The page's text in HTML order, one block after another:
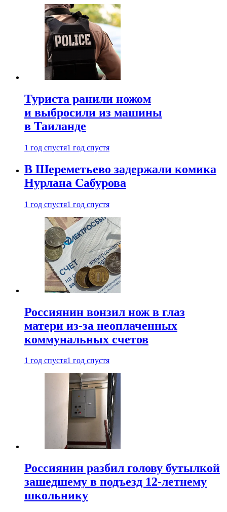
Туриста ранили ножом
и выбросили из машины
в Таиланде
1 год спустя1 год спустя
В Шереметьево задержали комика
Нурлана Сабурова
1 год спустя1 год спустя
Россиянин вонзил нож в глаз
матери из-за неоплаченных
коммунальных счетов
1 год спустя1 год спустя
Россиянин разбил голову бутылкой
зашедшему в подъезд 12-летнему
школьнику